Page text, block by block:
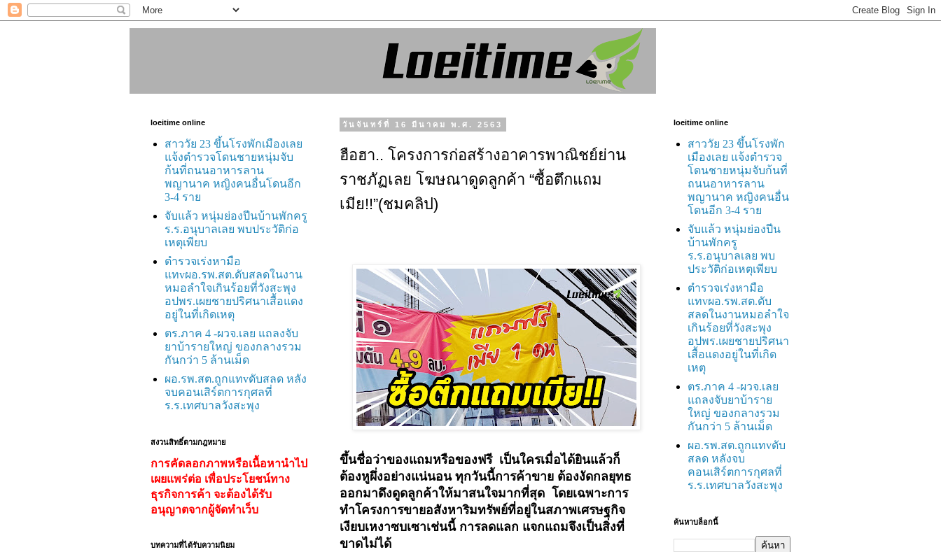
วันจันทร์ที่ 16 มีนาคม พ.ศ. 2563
ฮือฮา.. โครงการก่อสร้างอาคารพาณิชย์ย่าน
ราชภัฏเลย โฆษณาดูดลูกค้า “ซื้อตึกแถม
เมีย!!”(ชมคลิป)
ขึ้นชื่อว่าของแถมหรือของฟรี เป็นใครเมื่อได้ยินแล้วก็
ต้องหูผึ่งอย่างแน่นอน ทุกวันนี้การค้าขาย ต้องงัดกลยุทธ
ออกมาดึงดูดลูกค้าให้มาสนใจมากที่สุด โดยเฉพาะการ
ทำโครงการขายอสังหาริมทรัพย์ที่อยู่ในสภาพเศรษฐกิจ
เงียบเหงาซบเซาเช่นนี้ การลดแลก แจกแถมจึงเป็นสิ่งที่
ขาดไม่ได้
loeitime online
สาววัย 23 ขึ้นโรงพักเมืองเลย
แจ้งตำรวจโดนชายหนุ่มจับ
ก้นที่ถนนอาหารลาน
พญานาค หญิงคนอื่นโดนอีก
3-4 ราย
จับแล้ว หนุ่มย่องปีนบ้านพักครู
ร.ร.อนุบาลเลย พบประวัติก่อ
เหตุเพียบ
ตำรวจเร่งหามือ
แทvผอ.รพ.สต.ดับสลดในงาน
หมอลำใจเกินร้อยที่วังสะพุง
อปพร.เผยชายปริศนาเสื้อแดง
อยู่ในที่เกิดเหตุ
ตร.ภาค 4 -ผวจ.เลย แถลงจับ
ยาบ้ารายใหญ่ ของกลางรวม
กันกว่า 5 ล้านเม็ด
ผอ.รพ.สต.ถูกแทvดับสลด หลัง
จบคอนเสิร์ตการกุศลที่
ร.ร.เทศบาลวังสะพุง
สงวนสิทธิ์ตามกฎหมาย
การคัดลอกภาพหรือเนื้อหานำไป
เผยแพร่ต่อ เพื่อประโยชน์ทาง
ธุรกิจการค้า จะต้องได้รับ
อนุญาตจากผู้จัดทำเว็บ
บทความที่ได้รับความนิยม
loeitime online
สาววัย 23 ขึ้นโรงพัก
เมืองเลย แจ้งตำรวจ
โดนชายหนุ่มจับก้นที่
ถนนอาหารลาน
พญานาค หญิงคนอื่น
โดนอีก 3-4 ราย
จับแล้ว หนุ่มย่องปีน
บ้านพักครู
ร.ร.อนุบาลเลย พบ
ประวัติก่อเหตุเพียบ
ตำรวจเร่งหามือ
แทvผอ.รพ.สต.ดับ
สลดในงานหมอลำใจ
เกินร้อยที่วังสะพุง
อปพร.เผยชายปริศนา
เสื้อแดงอยู่ในที่เกิด
เหตุ
ตร.ภาค 4 -ผวจ.เลย
แถลงจับยาบ้าราย
ใหญ่ ของกลางรวม
กันกว่า 5 ล้านเม็ด
ผอ.รพ.สต.ถูกแทvดับ
สลด หลังจบ
คอนเสิร์ตการกุศลที่
ร.ร.เทศบาลวังสะพุง
ค้นหาบล็อกนี้